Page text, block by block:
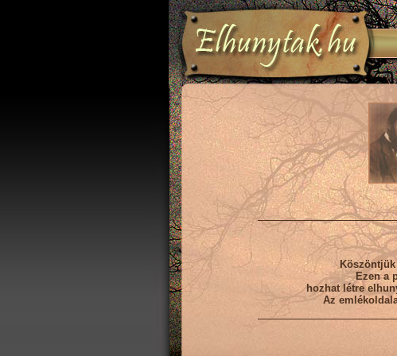
Ezen a
hozhat létre
Az